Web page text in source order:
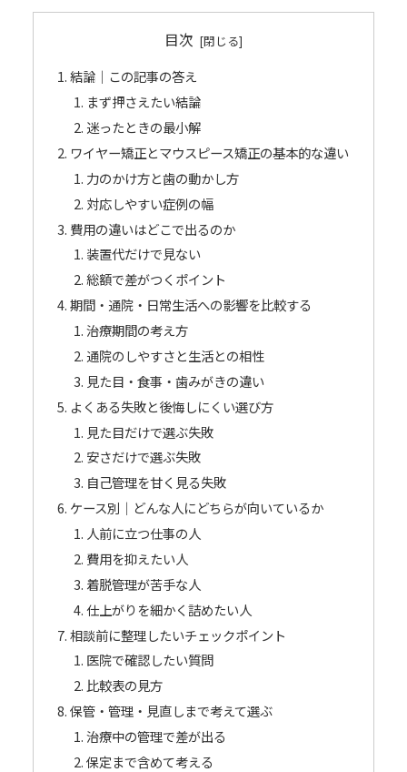
目次
結論｜この記事の答え
まず押さえたい結論
迷ったときの最小解
ワイヤー矯正とマウスピース矯正の基本的な違い
力のかけ方と歯の動かし方
対応しやすい症例の幅
費用の違いはどこで出るのか
装置代だけで見ない
総額で差がつくポイント
期間・通院・日常生活への影響を比較する
治療期間の考え方
通院のしやすさと生活との相性
見た目・食事・歯みがきの違い
よくある失敗と後悔しにくい選び方
見た目だけで選ぶ失敗
安さだけで選ぶ失敗
自己管理を甘く見る失敗
ケース別｜どんな人にどちらが向いているか
人前に立つ仕事の人
費用を抑えたい人
着脱管理が苦手な人
仕上がりを細かく詰めたい人
相談前に整理したいチェックポイント
医院で確認したい質問
比較表の見方
保管・管理・見直しまで考えて選ぶ
治療中の管理で差が出る
保定まで含めて考える